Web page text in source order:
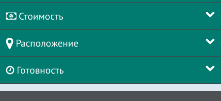
Стоимость
Расположение
Готовность